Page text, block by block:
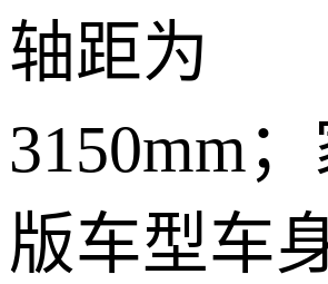
轴距为
3150mm
版车型车